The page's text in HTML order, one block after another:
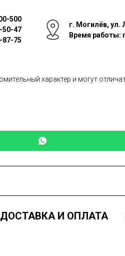
500
50-47
87-75
г. Могилёв, ул.
Время работы:
характер и могут
ДОСТАВКА И ОПЛАТА